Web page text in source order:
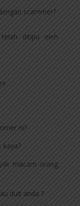
scammer?
ditipu oleh
ni?
kaya?
macam orang
duit anda ?